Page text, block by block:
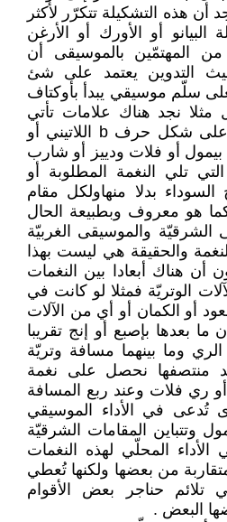
أن هذه التشكيلة تتكرّر لأكثر
أو الأورك أو الأرغن
من المهتمّين بالموسيقى أن
التدوين يعتمد على شئ
سلّم موسيقي يبدأ بأوكتاف
نجد هناك علامات تأتي
مباشرةً بعد مفتاح صول على شكل حرف b اللاتيني أو
أو فلات ودييز أو شارب
تلي النغمة المطلوبة أو
بدلا منهاولكل مقام
هو معروف وبطبيعة الحال
الشرقيّة والموسيقى الغربيّة
والحقيقة هي ليست بهذا
أن هناك أبعادا بين النغمات
الوتريّة فمثلا لو كانت في
أو الكمان أو أي من الآلات
ما بعدها بإصبع أو إنج تقريبا
وما بينهما مسافة وتريّة
منتصفها نحصل على نغمة
ري فلات وعند ربع المسافة
في الأداء الموسيقي
وتتباين المقامات الشرقيّة
الأداء المحلّي لهذه النغمات
من بعضها ولكنها تُعطي
تلائم حناجر بعض الأقوام
البعض .